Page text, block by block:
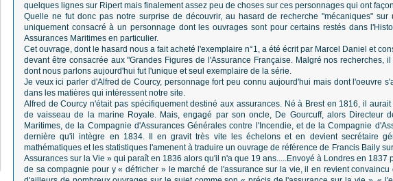
quelques lignes sur Ripert mais finalement assez peu de choses sur ces personnages qui ont
Quelle ne fut donc pas notre surprise de découvrir, au hasard de recherche "mécaniques"
uniquement consacré à un personnage dont les ouvrages sont pour certains restés dans
Assurances Maritimes en particulier.
Cet ouvrage, dont le hasard nous a fait acheté l'exemplaire n°1, a été écrit par Marcel Daniel et
devant être consacrée aux "Grandes Figures de l'Assurance Française. Malgré nos recherches,
dont nous parlons aujourd'hui fut l'unique et seul exemplaire de la série.
Je veux ici parler d'Alfred de Courcy, personnage fort peu connu aujourd'hui mais dont l'oeuvre
dans les matières qui intéressent notre site.
Alfred de Courcy n'était pas spécifiquement destiné aux assurances. Né à Brest en 1816, il
de vaisseau de la marine Royale. Mais, engagé par son oncle, De Gourcuff, alors Directeur
Maritimes, de la Compagnie d'Assurances Générales contre l'Incendie, et de la Compagnie
dernière qu'il intègre en 1834. Il en gravit très vite les échelons et en devient secrétaire
mathématiques et les statistiques l'amenent à traduire un ouvrage de référence de Francis Baily
Assurances sur la Vie » qui paraît en 1836 alors qu'il n'a que 19 ans.....Envoyé à Londres en 1837
de sa compagnie pour y « défricher » le marché de l'assurance sur la vie, il en revient